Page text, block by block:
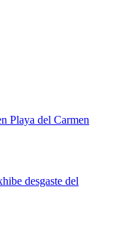
Playa del Carmen
desgaste del